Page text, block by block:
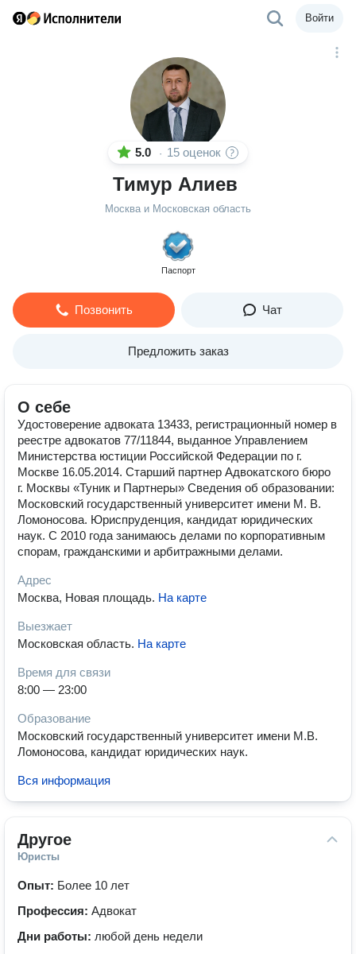
Войти
5.0 · 15 оценок
Тимур Алиев
Москва и Московская область
Паспорт
Позвонить Чат
Предложить заказ
О себе
Удостоверение адвоката 13433, регистрационный номер в
реестре адвокатов 77/11844, выданное Управлением
Министерства юстиции Российской Федерации по г.
Москве 16.05.2014. Старший партнер Адвокатского бюро
г. Москвы «Туник и Партнеры» Сведения об образовании:
Московский государственный университет имени М. В.
Ломоносова. Юриспруденция, кандидат юридических
наук. С 2010 года занимаюсь делами по корпоративным
спорам, гражданскими и арбитражными делами.
Адрес
Москва, Новая площадь. На карте
Выезжает
Московская область. На карте
Время для связи
8:00 — 23:00
Образование
Московский государственный университет имени М.В.
Ломоносова, кандидат юридических наук.
Вся информация
Другое
Юристы
Опыт: Более 10 лет
Профессия: Адвокат
Дни работы: любой день недели